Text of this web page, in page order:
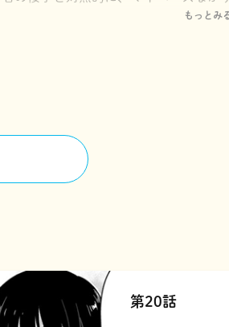
が、戸惑いつつも根っからの「お姉ち
もっとみ
第20話